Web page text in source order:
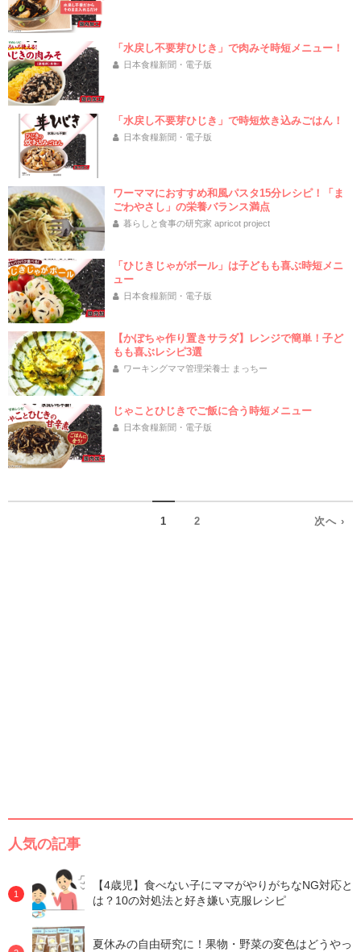
「水戻し不要芽ひじき」で肉みそ時短メニュー！
日本食糧新聞・電子版
「水戻し不要芽ひじき」で時短炊き込みごはん！
日本食糧新聞・電子版
ワーママにおすすめ和風パスタ15分レシピ！「ま
ごわやさし」の栄養バランス満点
暮らしと食事の研究家 apricot project
「ひじきじゃがボール」は子どもも喜ぶ時短メニ
ュー
日本食糧新聞・電子版
【かぼちゃ作り置きサラダ】レンジで簡単！子ど
もも喜ぶレシピ3選
ワーキングママ管理栄養士 まっちー
じゃことひじきでご飯に合う時短メニュー
日本食糧新聞・電子版
1 2 次へ ›
人気の記事
【4歳児】食べない子にママがやりがちなNG対応と
は？10の対処法と好き嫌い克服レシピ
夏休みの自由研究に！果物・野菜の変色はどうやっ